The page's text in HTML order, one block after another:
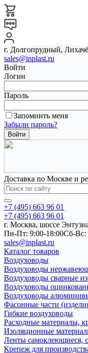
г. Долгопрудный,
sales@inplast.ru
Войти
Логин
Пароль
Запомнить меня
Забыли пароль?
Доставка по Москве и
+7 (495) 663 96 01
+7 (495) 663 96 01
г. Москва, шоссе
Пн-Пт: 9:00-18:00Cб-
sales@inplast.ru
Каталог товаров
Воздуховоды
Воздуховоды
Воздуховоды сварные
Воздуховоды
Воздуховоды
Фасонные части
Гибкие воздуховоды
Расходные материалы,
Изоляционные
Ленты самоклеющиеся,
Крепеж для